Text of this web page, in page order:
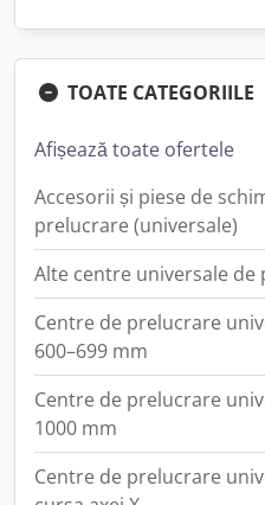
TOATE CATEGORIILE
Afișează toate ofertele
Accesorii și piese de
prelucrare (universale)
Alte centre universale de
Centre de prelucrare
600–699 mm
Centre de prelucrare
1000 mm
Centre de prelucrare